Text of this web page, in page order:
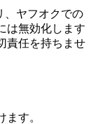
、ヤフオクでの
は無効化します
責任を持ちませ
す。